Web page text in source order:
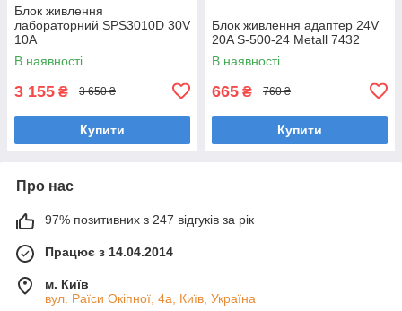
Блок живлення
лабораторний SPS3010D 30V
10A
В наявності
3 155 ₴ 3 650 ₴
Купити
Блок живлення адаптер 24V
20A S-500-24 Metall 7432
В наявності
665 ₴ 760 ₴
Купити
Про нас
97% позитивних з 247 відгуків за рік
Працює з 14.04.2014
м. Київ
вул. Раїси Окіпної, 4а, Київ, Україна